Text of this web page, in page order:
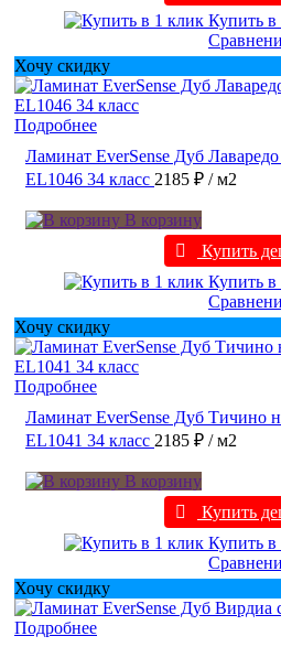
Купить в
Хочу скидку
Подробнее
Ламинат EverSense Дуб
EL1046 34 класс 2185 ₽ / м2
В корзину
Купить
Купить в
Хочу скидку
Подробнее
Ламинат EverSense Дуб Тичино
EL1041 34 класс 2185 ₽ / м2
В корзину
Купить
Купить в
Хочу скидку
Подробнее